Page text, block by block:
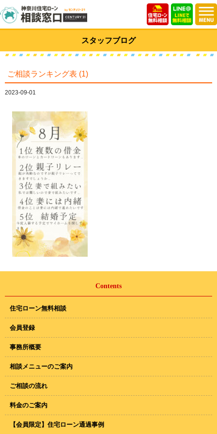
スタッフブログ
ご相談ランキング表 (1)
2023-09-01
Contents
住宅ローン無料相談
会員登録
事務所概要
相談メニューのご案内
ご相談の流れ
料金のご案内
【会員限定】住宅ローン通過事例